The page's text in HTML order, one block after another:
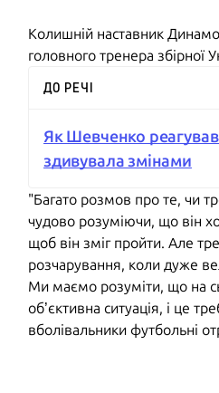
Колишній наставник
головного тренера збірної
ДО РЕЧІ
Як Шевченко
здивувала змінами
"Багато розмов про те, чи
чудово розуміючи, що він
щоб він зміг пройти. Але
розчарування, коли дуже
Ми маємо розуміти, що на
об’єктивна ситуація, і це
вболівальники футбольні